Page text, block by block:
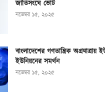
জাতিসংঘে ভোট
নভেম্বর ১৫, ২০২৫
বাংলাদেশের গণতান্ত্রিক অগ্রযাত্রায়
ইউনিয়নের সমর্থন
নভেম্বর ১৫, ২০২৫